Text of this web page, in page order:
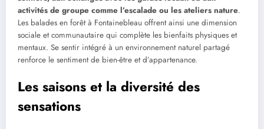
activités de groupe comme l’escalade ou les ateliers nature.
Les balades en forêt à Fontainebleau offrent ainsi une dimension
sociale et communautaire qui complète les bienfaits physiques et
mentaux. Se sentir intégré à un environnement naturel partagé
renforce le sentiment de bien-être et d’appartenance.
Les saisons et la diversité des
sensations